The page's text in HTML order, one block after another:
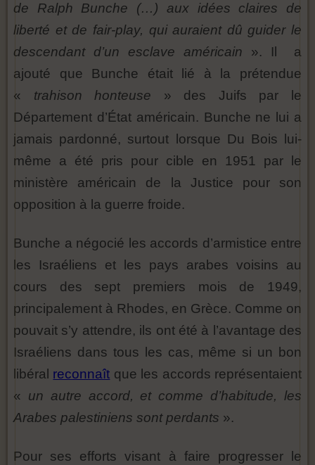
de Ralph Bunche (…) aux idées claires de
liberté et de fair-play, qui auraient dû guider le
descendant d’un esclave américain ». Il a
ajouté que Bunche était lié à la prétendue
« trahison honteuse » des Juifs par le
Département d’État américain. Bunche ne lui a
jamais pardonné, surtout lorsque Du Bois lui-
même a été pris pour cible en 1951 par le
ministère américain de la Justice pour son
opposition à la guerre froide.
Bunche a négocié les accords d’armistice entre
les Israéliens et les pays arabes voisins au
cours des sept premiers mois de 1949,
principalement à Rhodes, en Grèce. Comme on
pouvait s’y attendre, ils ont été à l’avantage des
Israéliens dans tous les cas, même si un bon
libéral reconnaît que les accords représentaient
« un autre accord, et comme d’habitude, les
Arabes palestiniens sont perdants ».
Pour ses efforts visant à faire progresser le